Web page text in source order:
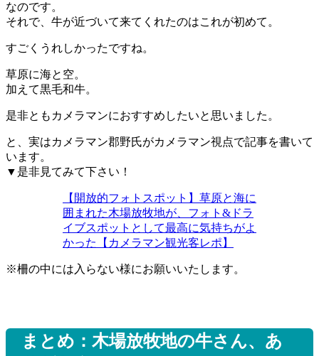
なのです。
それで、牛が近づいて来てくれたのはこれが初めて。
すごくうれしかったですね。
草原に海と空。
加えて黒毛和牛。
是非ともカメラマンにおすすめしたいと思いました。
と、実はカメラマン郡野氏がカメラマン視点で記事を書いて
います。
▼是非見てみて下さい！
【開放的フォトスポット】草原と海に
囲まれた木場放牧地が、フォト&ドラ
イブスポットとして最高に気持ちがよ
かった【カメラマン観光客レポ】
※柵の中には入らない様にお願いいたします。
まとめ：木場放牧地の牛さん、あ